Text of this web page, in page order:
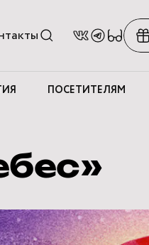
Версия
для
ПОСЕТИТЕЛЯМ